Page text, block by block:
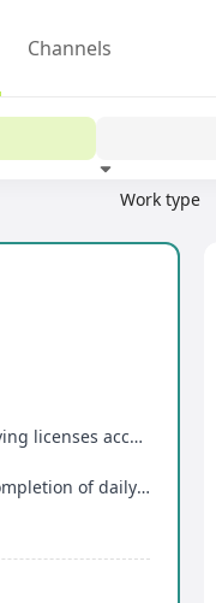
Channels
Work type
No educational requirements, relevant driving licenses accepted
Flexible working hours, early leave upon completion of daily tasks